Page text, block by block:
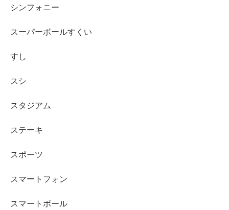
シンフォニー
スーパーボールすくい
すし
スシ
スタジアム
ステーキ
スポーツ
スマートフォン
スマートボール